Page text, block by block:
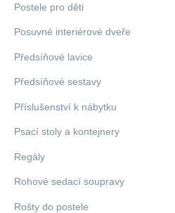
Postele pro děti
Posuvné interiérové dveře
Předsíňové lavice
Předsíňové sestavy
Příslušenství k nábytku
Psací stoly a kontejnery
Regály
Rohové sedací soupravy
Rošty do postele